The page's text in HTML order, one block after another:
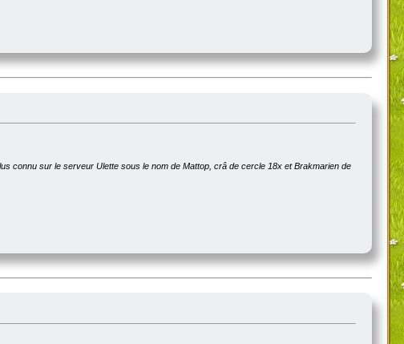
connu sur le serveur Ulette sous le nom de Mattop, crâ de cercle 18x et Brakmarien de